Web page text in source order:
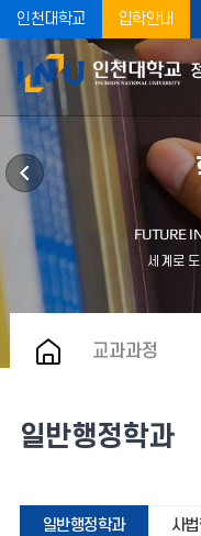
인천대학교 입학안내
교과과정
일반행정학과
일반행정학과 사